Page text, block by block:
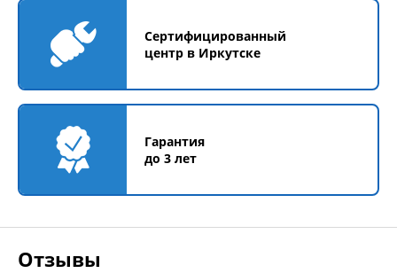
Сертифицированный
центр в Иркутске
Гарантия
до 3 лет
Отзывы